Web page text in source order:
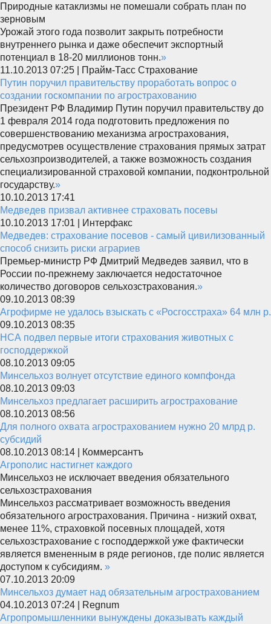
Природные катаклизмы не помешали собрать план по
зерновым
Урожай этого года позволит закрыть потребности
внутреннего рынка и даже обеспечит экспортный
потенциал в 18-20 миллионов тонн.»
11.10.2013 07:25 | Прайм-Тасс Страхование
Путин поручил правительству проработать вопрос о
создании госкомпании по агрострахованию
Президент РФ Владимир Путин поручил правительству до
1 февраля 2014 года подготовить предложения по
совершенствованию механизма агрострахования,
предусмотрев осуществление страхования прямых затрат
сельхозпроизводителей, а также возможность создания
специализированной страховой компании, подконтрольной
государству.»
10.10.2013 17:41
Медведев призвал активнее страховать посевы
10.10.2013 17:01 | Интерфакс
Медведев: страхование посевов - самый цивилизованный
способ снизить риски аграриев
Премьер-министр РФ Дмитрий Медведев заявил, что в
России по-прежнему заключается недостаточное
количество договоров сельхозстрахования.»
09.10.2013 08:39
Агрофирме не удалось взыскать с «Росгосстраха» 64 млн р.
09.10.2013 08:35
НСА подвел первые итоги страхования животных с
господдержкой
08.10.2013 09:05
Минсельхоз волнует отсутствие единого компфонда
08.10.2013 09:03
Минсельхоз предлагает расширить агрострахование
08.10.2013 08:56
Для полного охвата агрострахованием нужно 20 млрд р.
субсидий
08.10.2013 08:14 | Коммерсантъ
Агрополис настигнет каждого
Минсельхоз не исключает введения обязательного
сельхозстрахования
Минсельхоз рассматривает возможность введения
обязательного агрострахования. Причина - низкий охват,
менее 11%, страховкой посевных площадей, хотя
сельхозстрахование с господдержкой уже фактически
является вмененным в ряде регионов, где полис является
доступом к субсидиям. »
07.10.2013 20:09
Минсельхоз думает над обязательным агрострахованием
04.10.2013 07:24 | Regnum
Агропромышленники вынуждены доказывать каждый